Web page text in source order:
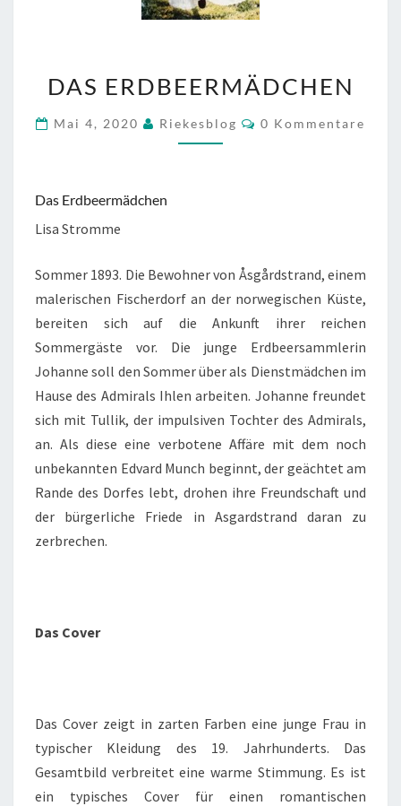
ERDBEERMÄDCHEN
DAS ERDBEERMÄDCHEN
Mai 4, 2020 Riekesblog Kommentare
0 Kommentare
Das Erdbeermädchen
Lisa Stromme
Sommer 1893. Die Bewohner von Åsgårdstrand, einem
malerischen Fischerdorf an der norwegischen Küste,
bereiten sich auf die Ankunft ihrer reichen
Sommergäste vor. Die junge Erdbeersammlerin
Johanne soll den Sommer über als Dienstmädchen im
Hause des Admirals Ihlen arbeiten. Johanne freundet
sich mit Tullik, der impulsiven Tochter des Admirals,
an. Als diese eine verbotene Affäre mit dem noch
unbekannten Edvard Munch beginnt, der geächtet am
Rande des Dorfes lebt, drohen ihre Freundschaft und
der bürgerliche Friede in Asgardstrand daran zu
zerbrechen.
Das Cover
Das Cover zeigt in zarten Farben eine junge Frau in
typischer Kleidung des 19. Jahrhunderts. Das
Gesamtbild verbreitet eine warme Stimmung. Es ist
ein typisches Cover für einen romantischen